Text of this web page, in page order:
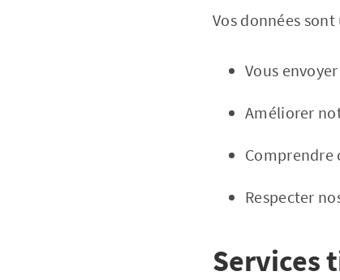
Vos données
Vous
Améliorer
Comprendre
Respecter
Services